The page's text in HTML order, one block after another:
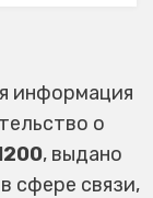
информация
о
, выдано
сфере связи,